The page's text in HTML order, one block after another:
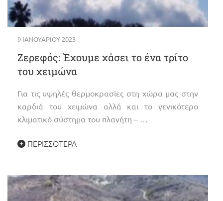
9 ΙΑΝΟΥΑΡΊΟΥ 2023
Ζερεφός: Έχουμε χάσει το ένα τρίτο
του χειμώνα
Για τις υψηλές θερμοκρασίες στη χώρα μας στην
καρδιά του χειμώνα αλλά και το γενικότερο
κλιματικό σύστημα του πλανήτη – …
ΠΕΡΙΣΣΌΤΕΡΑ